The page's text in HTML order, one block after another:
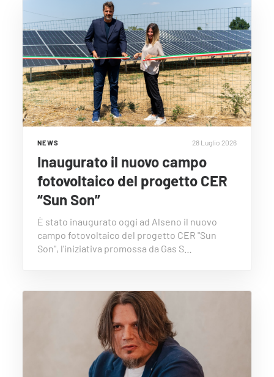
NEWS 28 Luglio 2026
Inaugurato il nuovo campo
fotovoltaico del progetto CER
“Sun Son”
È stato inaugurato oggi ad Alseno il nuovo
campo fotovoltaico del progetto CER "Sun
Son", l'iniziativa promossa da Gas S…